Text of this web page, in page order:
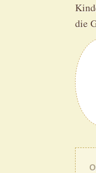
die